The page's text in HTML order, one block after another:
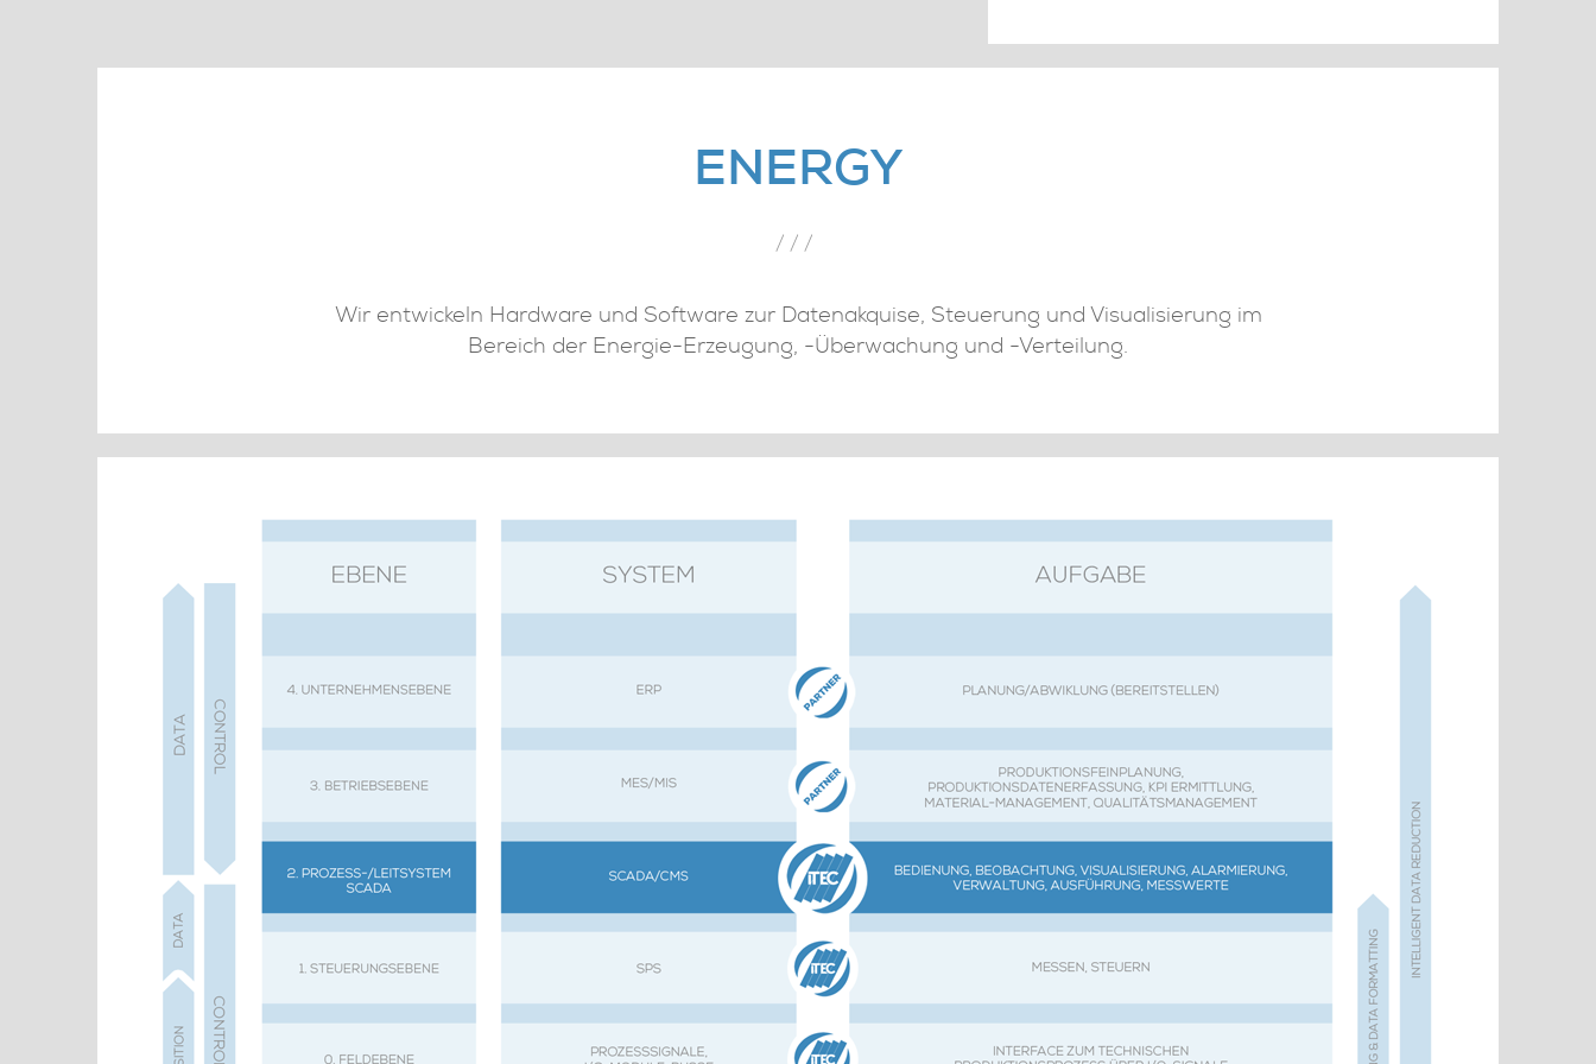
ENERGY
///
Wir entwickeln Hardware und Software zur Datenakquise, Steuerung und Visualisierung im
Bereich der Energie-Erzeugung, -Überwachung und -Verteilung.